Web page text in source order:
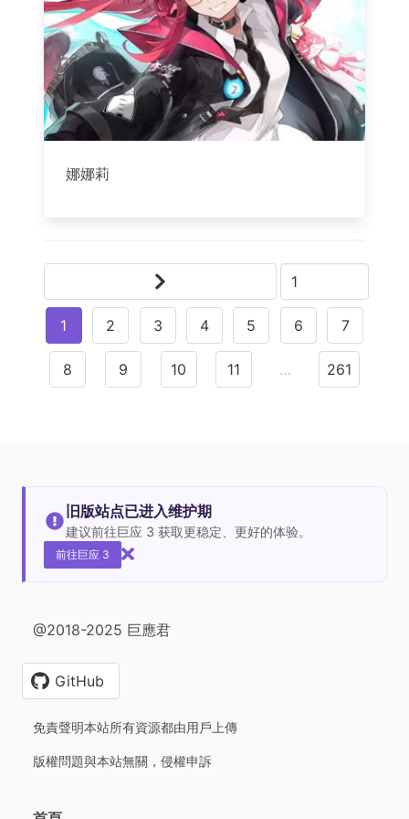
娜娜莉
1 2 3 4 5 6 7
8 9 10 11 … 261
旧版站点已进入维护期
建议前往巨应 3 获取更稳定、更好的体验。
前往巨应 3
@2018-2025 巨應君
GitHub
免責聲明本站所有資源都由用戶上傳
版權問題與本站無關，侵權申訴